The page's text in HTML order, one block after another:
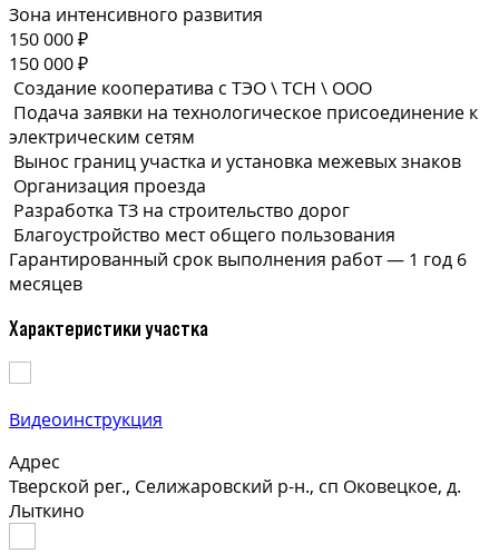
Зона интенсивного развития
150 000 ₽
150 000 ₽
Создание кооператива с ТЭО \ ТСН \ ООО
Подача заявки на технологическое присоединение к
электрическим сетям
Вынос границ участка и установка межевых знаков
Организация проезда
Разработка ТЗ на строительство дорог
Благоустройство мест общего пользования
Гарантированный срок выполнения работ — 1 год 6
месяцев
Характеристики участка
Видеоинструкция
Адрес
Тверской рег., Селижаровский р-н., сп Оковецкое, д.
Лыткино